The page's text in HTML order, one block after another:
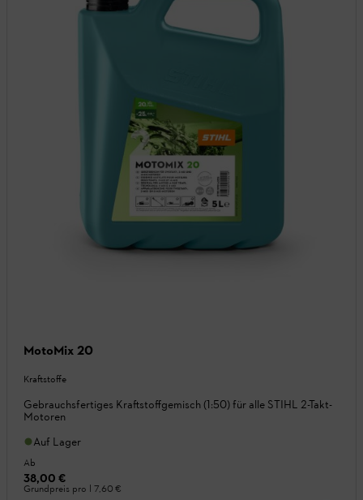
MotoMix 20
Kraftstoffe
Gebrauchsfertiges Kraftstoffgemisch (1:50) für alle STIHL 2-Takt-
Motoren
Auf Lager
Ab
38,00 €
Grundpreis pro l 7,60 €